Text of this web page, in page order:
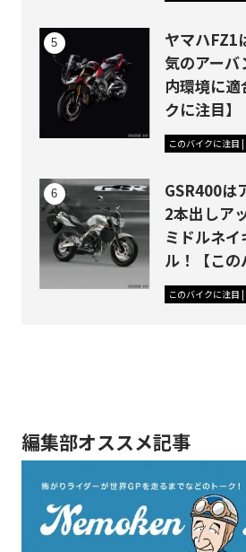
ヤマハFZ1
気のアーバ
内環境に
クに注目】
このバイクに注目
GSR400は
2本出しア
ミドルネ
ル！【この
このバイクに注目
編集部オススメ記事